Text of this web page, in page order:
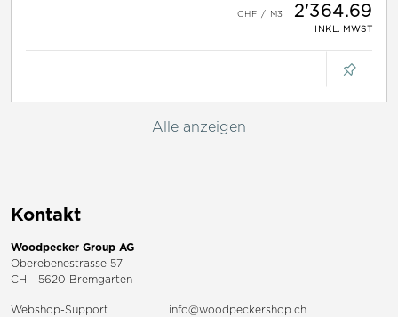
2'364.69
INKL. MWST
Alle anzeigen
Kontakt
Woodpecker Group AG
Oberebenestrasse 57
CH - 5620 Bremgarten
Webshop-Support info@woodpeckershop.ch